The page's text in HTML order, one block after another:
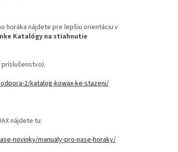
horáka nájdete pre lepšiu orientáciu v
Katalógy na stiahnutie
príslušenstvo).
2/katalog-kowax-ke-stazeni/
nájdete tu:
novinky/manualy-pro-nase-horaky/